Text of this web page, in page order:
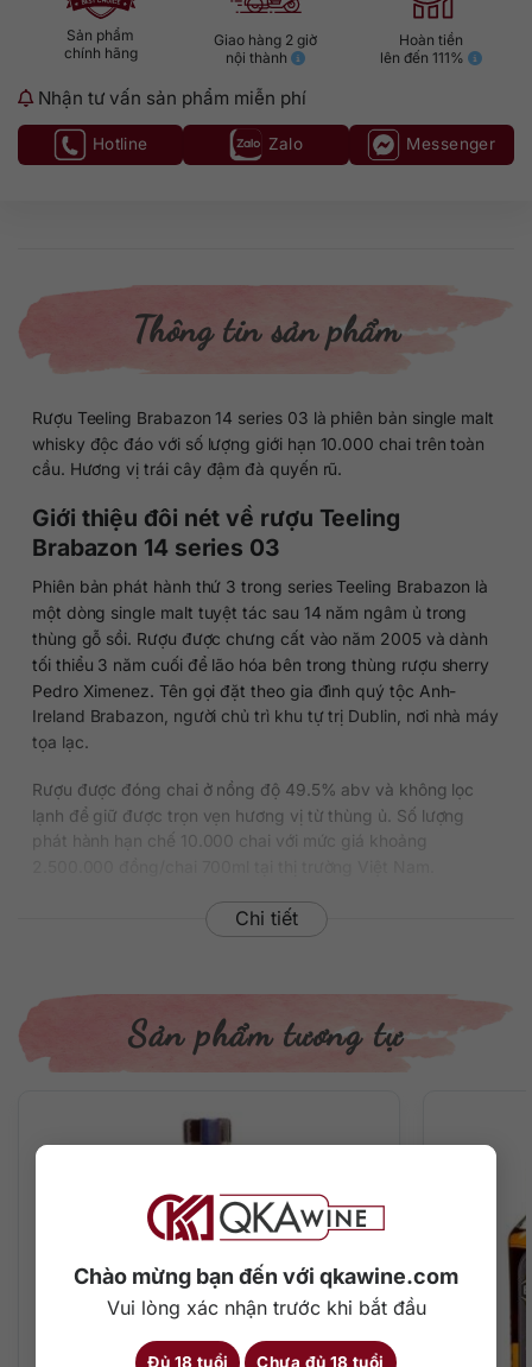
Chào mừng bạn đến với qkawine.com
Vui lòng xác nhận trước khi bắt đầu
Đủ 18 tuổi Chưa đủ 18 tuổi
Sản phẩm
chính hãng
Giao hàng 2 giờ
nội thành
Hoàn tiền
lên đến 111%
Nhận tư vấn sản phẩm miễn phí
Hotline Zalo Messenger
Thông tin sản phẩm
Rượu Teeling Brabazon 14 series 03 là phiên bản single malt
whisky độc đáo với số lượng giới hạn 10.000 chai trên toàn
cầu. Hương vị trái cây đậm đà quyến rũ.
Giới thiệu đôi nét về rượu Teeling
Brabazon 14 series 03
Phiên bản phát hành thứ 3 trong series Teeling Brabazon là
một dòng single malt tuyệt tác sau 14 năm ngâm ủ trong
thùng gỗ sồi. Rượu được chưng cất vào năm 2005 và dành
tối thiểu 3 năm cuối để lão hóa bên trong thùng rượu sherry
Pedro Ximenez. Tên gọi đặt theo gia đình quý tộc Anh-
Ireland Brabazon, người chủ trì khu tự trị Dublin, nơi nhà máy
tọa lạc.
Rượu được đóng chai ở nồng độ 49.5% abv và không lọc
lạnh để giữ được trọn vẹn hương vị từ thùng ủ. Số lượng
phát hành hạn chế 10.000 chai với mức giá khoảng
Thông tin chi tiết về rượu
Nồng độ: 49.5%
Mô tả hương vị rượu
pudding mận và một chút bơ rượu mạnh.
– Hương vị: Một loại nước trái cây cực kỳ giàu hương vị với
gợi ý của kẹo bơ cứng, quả sung, mận, táo, socola đen, bơ,
Chi tiết
Sản phẩm tương tự